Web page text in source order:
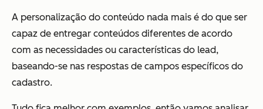
A personalização do conteúdo nada mais é do que ser
capaz de entregar conteúdos diferentes de acordo
com as necessidades ou características do lead,
baseando-se nas respostas de campos específicos do
cadastro.